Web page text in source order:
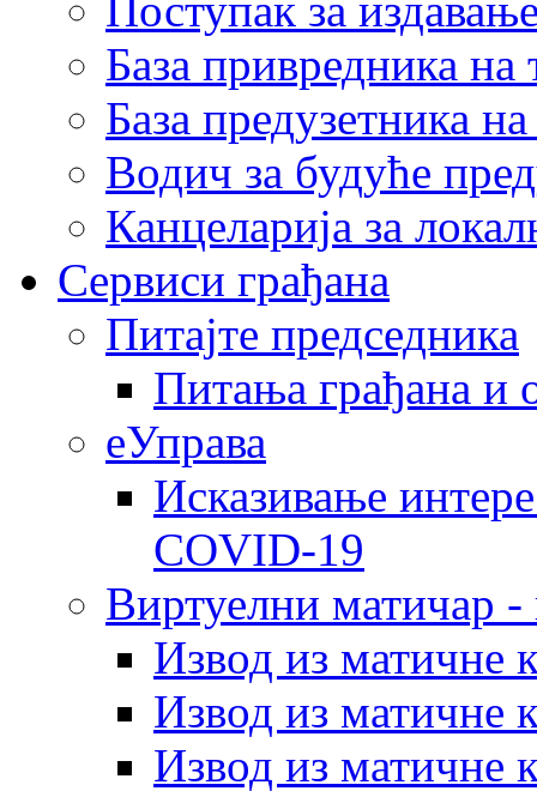
База привредника
База предузетника
Водич за будуће
Канцеларија за
Сервиси грађана
Питајте председника
Питања грађана и
еУправа
Исказивање
COVID-19
Виртуелни матичар -
Извод из матичне
Извод из матичне
Извод из матичне